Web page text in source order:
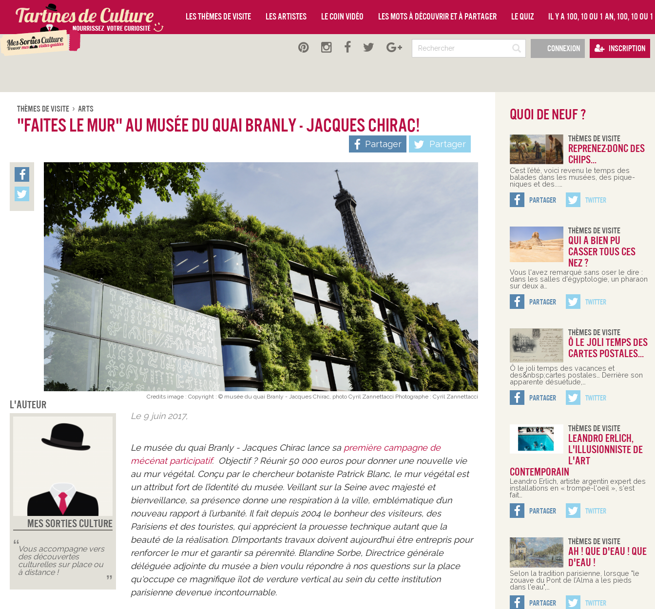
Les thèmes de visite Les artistes Le coin vidéo Les mots à découvrir et à partager Le quiz Il y a 100, 10 ou 1 an, 100, 10 ou
Connexion Inscription
Thèmes De Visite Arts
"Faites le mur" au musée du quai Branly - Jacques Chirac!
Partager Partager
Credits image : Copyright : © musée du quai Branly - Jacques Chirac, photo Cyril Zannettacci Photographe : Cyril Zannettacci
L'auteur
Mes Sorties Culture
Vous accompagne vers
des découvertes
culturelles sur place ou
à distance !
Le 9 juin 2017,
Le musée du quai Branly - Jacques Chirac lance sa première campagne de
mécénat participatif. Objectif ? Réunir 50 000 euros pour donner une nouvelle vie
au mur végétal. Conçu par le chercheur botaniste Patrick Blanc, le mur végétal est
un attribut fort de l’identité du musée. Veillant sur la Seine avec majesté et
bienveillance, sa présence donne une respiration à la ville, emblématique d’un
nouveau rapport à l’urbanité. Il fait depuis 2004 le bonheur des visiteurs, des
Parisiens et des touristes, qui apprécient la prouesse technique autant que la
beauté de la réalisation. D’importants travaux doivent aujourd’hui être entrepris pour
renforcer le mur et garantir sa pérennité. Blandine Sorbe, Directrice générale
déléguée adjointe du musée a bien voulu répondre à nos questions sur la place
qu'occupe ce magnifique îlot de verdure vertical au sein du cette institution
parisienne devenue incontournable.
Quoi de neuf ?
Thèmes De Visite
Reprenez-donc des
chips...
C’est l’été, voici revenu le temps des
balades dans les musées, des pique-
niques et des...…
Partager Twitter
Thèmes De Visite
Qui a bien pu
casser tous ces
nez ?
Vous l'avez remarqué sans oser le dire :
dans les salles d'égyptologie, un pharaon
sur deux a…
Partager Twitter
Thèmes De Visite
Ô le joli temps des
cartes postales…
Ô le joli temps des vacances et
des&nbsp;cartes postales… Derrière son
apparente désuétude,…
Partager Twitter
Thèmes De Visite
Leandro Erlich,
l'illusionniste de
l'art
contemporain
Leandro Erlich, artiste argentin expert des
installations en « trompe-l'oeil », s'est
fait…
Partager Twitter
Thèmes De Visite
Ah ! Que d'eau ! Que
d'eau !
Selon la tradition parisienne, lorsque "le
zouave du Pont de l’Alma a les pieds
dans l'eau",…
Partager Twitter